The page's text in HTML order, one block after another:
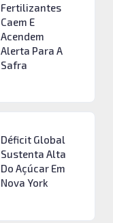
Fertilizantes
Caem E
Acendem
Alerta Para A
Safra
Déficit Global
Sustenta Alta
Do Açúcar Em
Nova York